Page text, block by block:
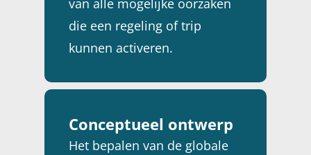
die een regeling of trip
kunnen activeren.
Conceptueel ontwerp
Het bepalen van de globale